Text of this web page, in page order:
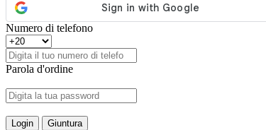
Numero di telefono
Parola d'ordine
Login Giuntura